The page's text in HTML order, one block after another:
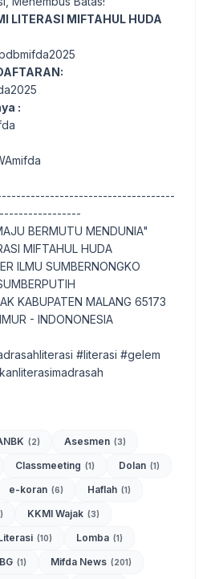
LITERASI MIFTAHUL HUDA
:
BERMUTU MENDUNIA"
MIFTAHUL HUDA
ILMU SUMBERNONGKO
KABUPATEN MALANG 65173
- INDONONESIA
#literasi #gelem
(2) Asesmen (3)
Classmeeting (1) Dolan (1)
e-koran (6) Haflah (1)
KKMI Wajak (3)
(10) Lomba (1)
(1) Mifda News (201)